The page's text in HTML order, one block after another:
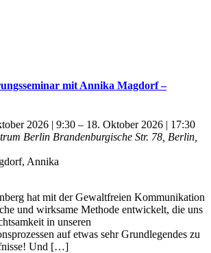
mit Annika Magdorf –
2026 | 9:30 – 18. Oktober 2026 | 17:30
Berlin Brandenburgische Str. 78, Berlin,
Annika
hat mit der Gewaltfreien Kommunikation
und wirksame Methode entwickelt, die uns
in unseren
auf etwas sehr Grundlegendes zu
Und […]